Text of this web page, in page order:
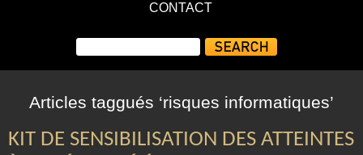
CONTACT
Articles taggués ‘risques informatiques’
KIT DE SENSIBILISATION DES ATTEINTES